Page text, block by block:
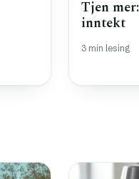
Tjen
inntekt
3 min lesing